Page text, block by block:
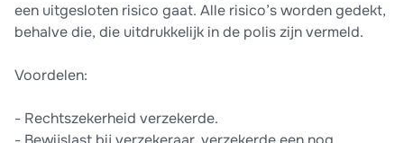
een uitgesloten risico gaat. Alle risico’s worden gedekt,
behalve die, die uitdrukkelijk in de polis zijn vermeld.
Voordelen:
- Rechtszekerheid verzekerde.